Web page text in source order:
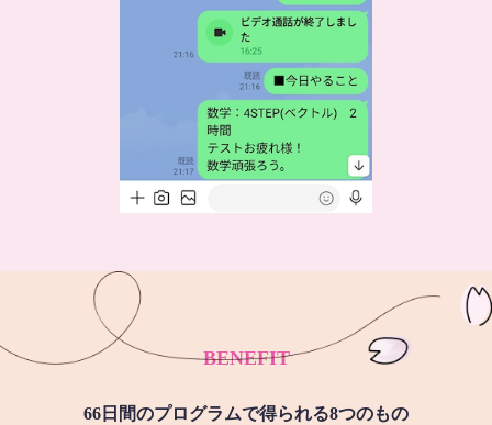
BENEFIT
66日間のプログラムで得られる8つのもの